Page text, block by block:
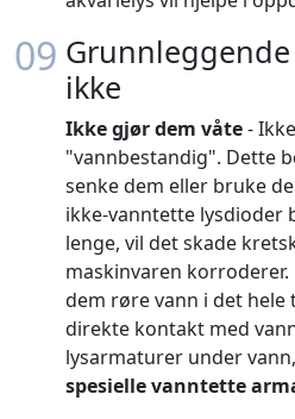
09
ikke
Ikke gjør dem våte-
"vannbestandig". Dette
senke dem eller bruke
ikke-vanntette
lenge, vil det skade
maskinvaren korroderer.
dem røre vann i det hele
direkte kontakt med
lysarmaturer under
spesielle vanntette